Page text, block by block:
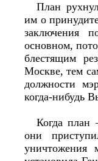
План
им о
заключения
основном,
блестящим
Москве, тем
должности
когда-нибудь
Когда план
они
уничтожения